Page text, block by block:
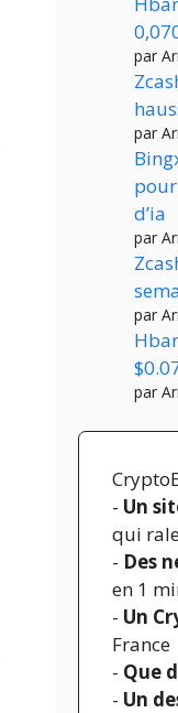
par
par
d’ia
par
par
par
- Un
qui
- Des
en 1
- Un
France
- Que
- Un